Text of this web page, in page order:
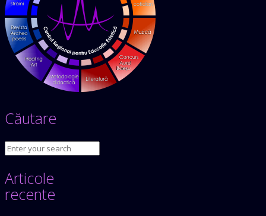
Căutare
Articole
recente